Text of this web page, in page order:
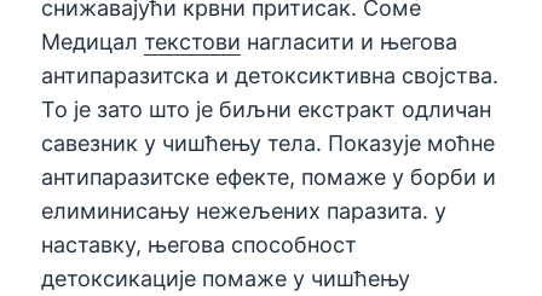
снижавајући крвни притисак. Соме
Медицалтекстови нагласити и његова
антипаразитска и детоксиктивна својства.
То је зато што је биљни екстракт одличан
савезник у чишћењу тела. Показује моћне
антипаразитске ефекте, помаже у борби и
елиминисању нежељених паразита. у
наставку, његова способност
детоксикације помаже у чишћењу